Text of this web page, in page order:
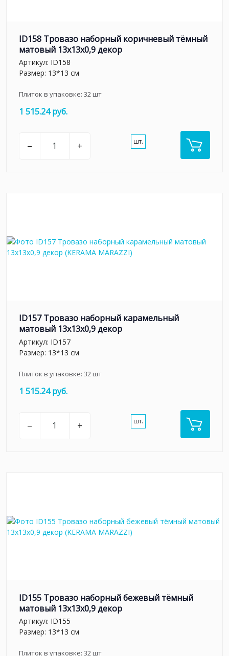
ID158 Тровазо наборный коричневый тёмный
матовый 13x13x0,9 декор
Артикул: ID158
Размер: 13*13 см
Плиток в упаковке: 32шт
1 515.24 руб.
– + шт.
ID157 Тровазо наборный карамельный
матовый 13x13x0,9 декор
Артикул: ID157
Размер: 13*13 см
Плиток в упаковке: 32шт
1 515.24 руб.
– + шт.
ID155 Тровазо наборный бежевый тёмный
матовый 13x13x0,9 декор
Артикул: ID155
Размер: 13*13 см
Плиток в упаковке: 32шт